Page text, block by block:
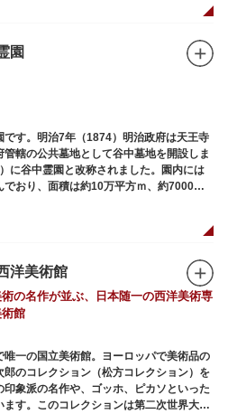
園
す。明治7年（1874）明治政府は天王寺
轄の公共墓地として谷中墓地を開設しま
に谷中霊園と改称されました。園内には
おり、面積は約10万平方ｍ、約7000基
さくら通り」は桜の名所となっていま
洋美術館
の名作が並ぶ、日本随一の西洋美術専
館
一の国立美術館。ヨーロッパで美術品の
のコレクション（松方コレクション）を
象派の名作や、ゴッホ、ピカソといった
す。このコレクションは第二次世界大戦